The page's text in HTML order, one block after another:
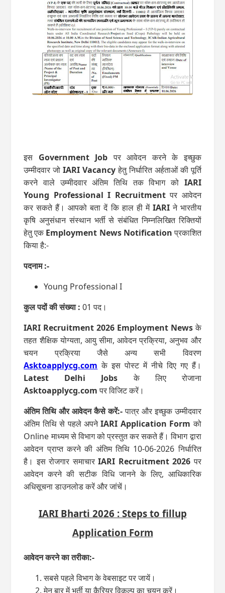
इस Government Job पर आवेदन करने के इच्‍छुक
उम्‍मीदवार जोIARI Vacancyहेतु निर्धारित अर्हताओं की पूर्ति
करने वाले उम्‍मीदवार अंतिम तिथि तक विभाग को IARI
Young Professional I Recruitmentपर आवेदन
कर सकते हैं। आपको बता दें कि हाल ही में IARIने भारतीय
कृषि अनुसंधान संस्थान भर्ती से संबंधित निम्‍नलिखित रिक्तियों
हेतु एकEmployment News Notificationप्रकाशित
किया है:-
पदनाम :-
Young Professional I
कुल पदों की संख्‍या : 01 पद।
IARI Recruitment 2026 Employment Newsके
तहत शैक्षिक योग्यता, आयु सीमा, आवेदन प्रक्रिया, अनुभव और
चयन प्रक्रिया जैसे अन्य सभी विवरण
Asktoapplycg.com के इस पोस्‍ट में नीचे दिए गए हैं।
Latest Delhi Jobs के लिए रोजाना
Asktoapplycg.comपर विजिट करें।
अंतिम तिथि और आवेदन कैसे करें:-पात्र और इच्छुक उम्मीदवार
अंतिम तिथि से पहले अपनेIARI Application Form को
Online माध्‍यम से विभाग को प्रस्‍तुत कर सकते हैं। विभाग द्वारा
आवेदन प्राप्त करने की अंतिम तिथि 10-06-2026 निर्धारित
है। इस रोजगार समाचारIARI Recruitment 2026 पर
आवेदन करने की सटीक विधि जानने के लिए, आधिकारिक
अधिसूचना डाउनलोड करें और जांचें।
IARI Bharti 2026 : Steps to fillup
Application Form
आवेदन करने का तरीका:-
सबसे पहले विभाग के वेबसाइट पर जायें।
मेनु बार में भर्ती या कैरियर विकल्‍प का चयन करें।